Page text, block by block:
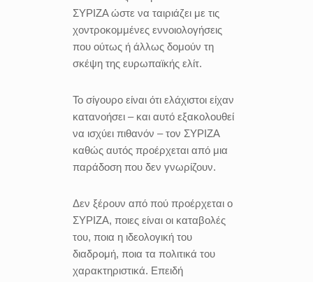
ΣΥΡΙΖΑ ώστε να ταιριάζει με τις
χοντροκομμένες εννοιολογήσεις
που ούτως ή άλλως δομούν τη
σκέψη της ευρωπαϊκής ελίτ.
Το σίγουρο είναι ότι ελάχιστοι είχαν
κατανοήσει – και αυτό εξακολουθεί
να ισχύει πιθανόν – τον ΣΥΡΙΖΑ
καθώς αυτός προέρχεται από μια
παράδοση που δεν γνωρίζουν.
Δεν ξέρουν από πού προέρχεται ο
ΣΥΡΙΖΑ, ποιες είναι οι καταβολές
του, ποια η ιδεολογική του
διαδρομή, ποια τα πολιτικά του
χαρακτηριστικά. Επειδή